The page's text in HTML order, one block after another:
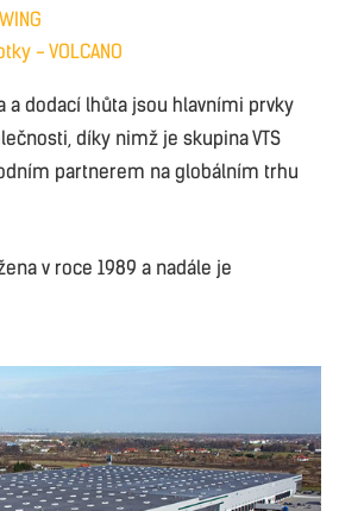
- VOLCANO
a dodací lhůta jsou hlavními prvky
díky nimž je skupina VTS
partnerem na globálním trhu
v roce 1989 a nadále je